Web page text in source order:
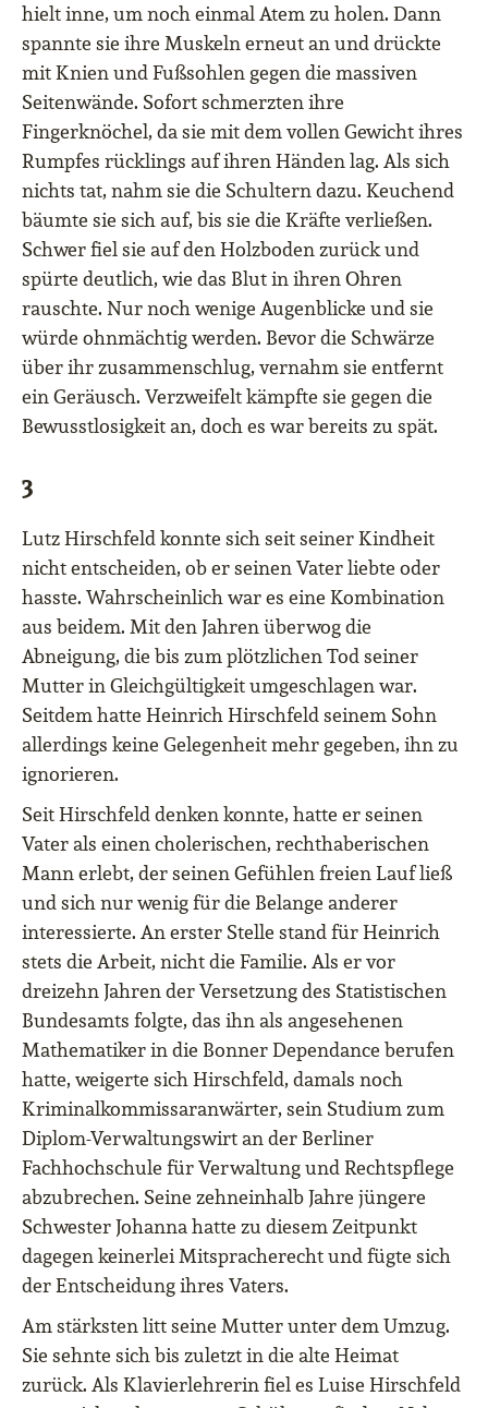
hielt inne, um noch einmal Atem zu holen. Dann
spannte sie ihre Muskeln erneut an und drückte
mit Knien und Fußsohlen gegen die massiven
Seitenwände. Sofort schmerzten ihre
Fingerknöchel, da sie mit dem vollen Gewicht ihres
Rumpfes rücklings auf ihren Händen lag. Als sich
nichts tat, nahm sie die Schultern dazu. Keuchend
bäumte sie sich auf, bis sie die Kräfte verließen.
Schwer fiel sie auf den Holzboden zurück und
spürte deutlich, wie das Blut in ihren Ohren
rauschte. Nur noch wenige Augenblicke und sie
würde ohnmächtig werden. Bevor die Schwärze
über ihr zusammenschlug, vernahm sie entfernt
ein Geräusch. Verzweifelt kämpfte sie gegen die
Bewusstlosigkeit an, doch es war bereits zu spät.
3
Lutz Hirschfeld konnte sich seit seiner Kindheit
nicht entscheiden, ob er seinen Vater liebte oder
hasste. Wahrscheinlich war es eine Kombination
aus beidem. Mit den Jahren überwog die
Abneigung, die bis zum plötzlichen Tod seiner
Mutter in Gleichgültigkeit umgeschlagen war.
Seitdem hatte Heinrich Hirschfeld seinem Sohn
allerdings keine Gelegenheit mehr gegeben, ihn zu
ignorieren.
Seit Hirschfeld denken konnte, hatte er seinen
Vater als einen cholerischen, rechthaberischen
Mann erlebt, der seinen Gefühlen freien Lauf ließ
und sich nur wenig für die Belange anderer
interessierte. An erster Stelle stand für Heinrich
stets die Arbeit, nicht die Familie. Als er vor
dreizehn Jahren der Versetzung des Statistischen
Bundesamts folgte, das ihn als angesehenen
Mathematiker in die Bonner Dependance berufen
hatte, weigerte sich Hirschfeld, damals noch
Kriminalkommissaranwärter, sein Studium zum
Diplom-Verwaltungswirt an der Berliner
Fachhochschule für Verwaltung und Rechtspflege
abzubrechen. Seine zehneinhalb Jahre jüngere
Schwester Johanna hatte zu diesem Zeitpunkt
dagegen keinerlei Mitspracherecht und fügte sich
der Entscheidung ihres Vaters.
Am stärksten litt seine Mutter unter dem Umzug.
Sie sehnte sich bis zuletzt in die alte Heimat
zurück. Als Klavierlehrerin fiel es Luise Hirschfeld